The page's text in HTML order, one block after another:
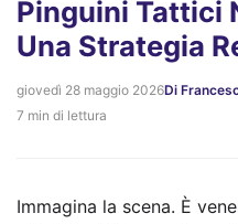
Pinguini Tattici
Una Strategia
giovedì 28 maggio 2026Di
7 min di lettura
Immagina la scena. È